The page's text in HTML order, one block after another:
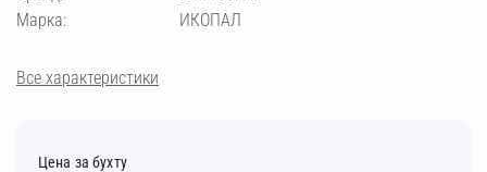
Марка:
ИКОПАЛ
Все характеристики
Цена за бухту